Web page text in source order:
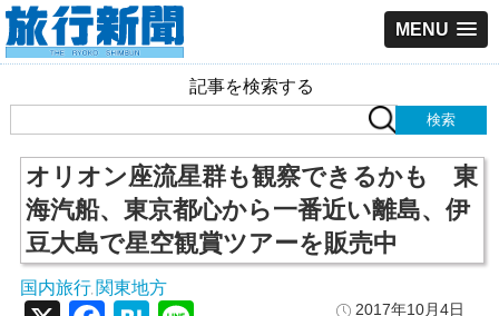
MENU
記事を検索する
オリオン座流星群も観察できるかも 東
海汽船、東京都心から一番近い離島、伊
豆大島で星空観賞ツアーを販売中
国内旅行 関東地方
2017年10月4日